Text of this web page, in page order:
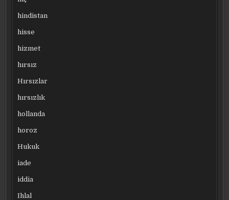
hindistan
hisse
hizmet
hırsız
Hırsızlar
hırsızlık
hollanda
horoz
Hukuk
iade
iddia
Ihlal